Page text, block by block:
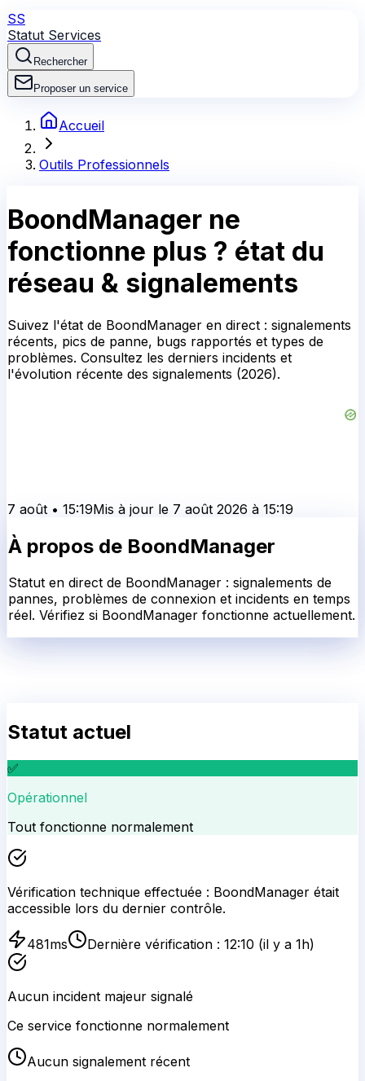
SS
Statut Services
Rechercher
Proposer un service
Accueil
Outils Professionnels
BoondManager ne
fonctionne plus ? état du
réseau & signalements
Suivez l'état de BoondManager en direct : signalements
récents, pics de panne, bugs rapportés et types de
problèmes. Consultez les derniers incidents et
l'évolution récente des signalements (2026).
7 août • 15:19Mis à jour le 7 août 2026 à 15:19
À propos de BoondManager
Statut en direct de BoondManager : signalements de
pannes, problèmes de connexion et incidents en temps
réel. Vérifiez si BoondManager fonctionne actuellement.
Statut actuel
✅
Opérationnel
Tout fonctionne normalement
Vérification technique effectuée : BoondManager était
accessible lors du dernier contrôle.
481ms Dernière vérification : 12:10 (il y a 1h)
Aucun incident majeur signalé
Ce service fonctionne normalement
Aucun signalement récent